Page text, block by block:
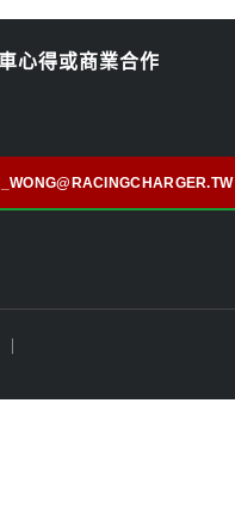
心得或商業合作